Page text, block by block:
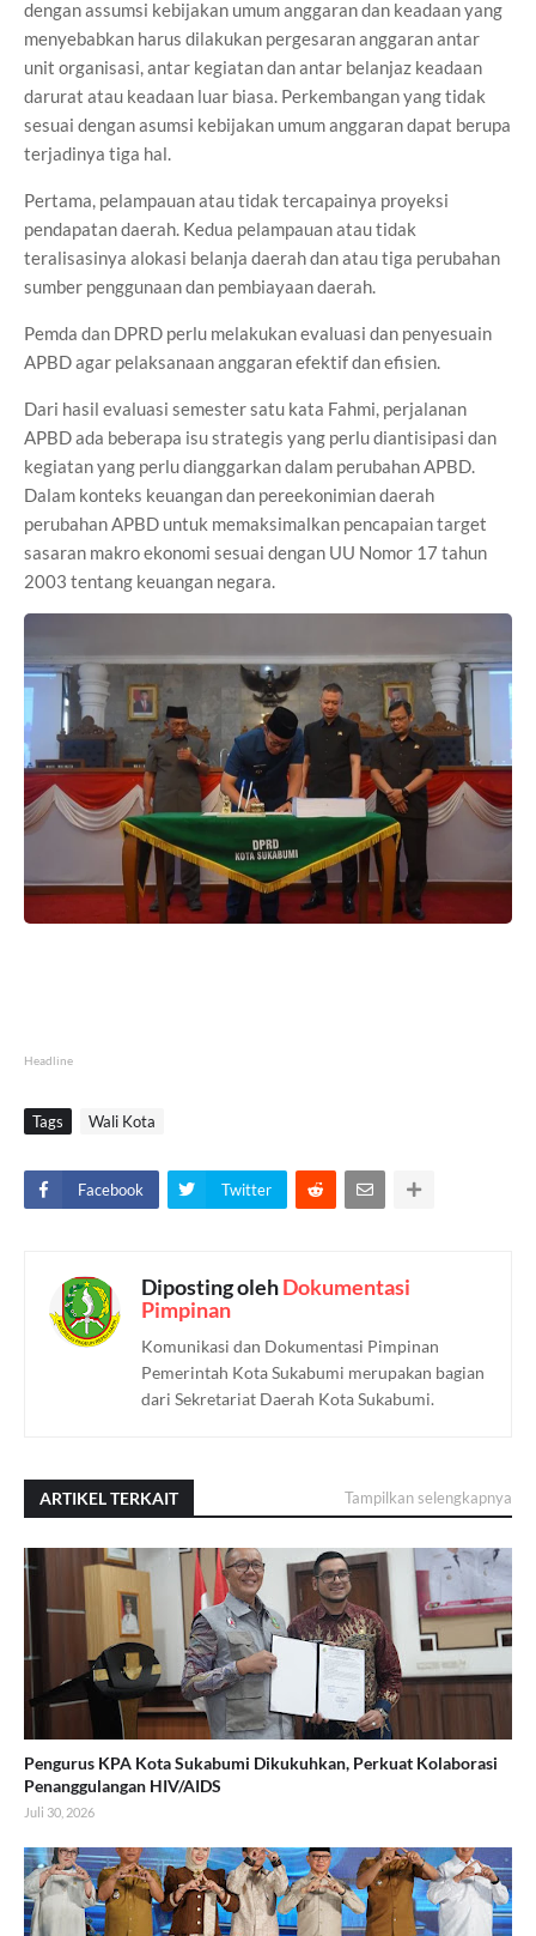
dengan assumsi kebijakan umum anggaran dan keadaan yang
menyebabkan harus dilakukan pergesaran anggaran antar
unit organisasi, antar kegiatan dan antar belanjaz keadaan
darurat atau keadaan luar biasa. Perkembangan yang tidak
sesuai dengan asumsi kebijakan umum anggaran dapat berupa
terjadinya tiga hal.
Pertama, pelampauan atau tidak tercapainya proyeksi
pendapatan daerah. Kedua pelampauan atau tidak
teralisasinya alokasi belanja daerah dan atau tiga perubahan
sumber penggunaan dan pembiayaan daerah.
Pemda dan DPRD perlu melakukan evaluasi dan penyesuain
APBD agar pelaksanaan anggaran efektif dan efisien.
Dari hasil evaluasi semester satu kata Fahmi, perjalanan
APBD ada beberapa isu strategis yang perlu diantisipasi dan
kegiatan yang perlu dianggarkan dalam perubahan APBD.
Dalam konteks keuangan dan pereekonimian daerah
perubahan APBD untuk memaksimalkan pencapaian target
sasaran makro ekonomi sesuai dengan UU Nomor 17 tahun
2003 tentang keuangan negara.
Headline
Tags Wali Kota
Facebook Twitter
Diposting olehDokumentasi
Pimpinan
Komunikasi dan Dokumentasi Pimpinan
Pemerintah Kota Sukabumi merupakan bagian
dari Sekretariat Daerah Kota Sukabumi.
ARTIKEL TERKAIT Tampilkan selengkapnya
Pengurus KPA Kota Sukabumi Dikukuhkan, Perkuat Kolaborasi
Penanggulangan HIV/AIDS
Juli 30, 2026